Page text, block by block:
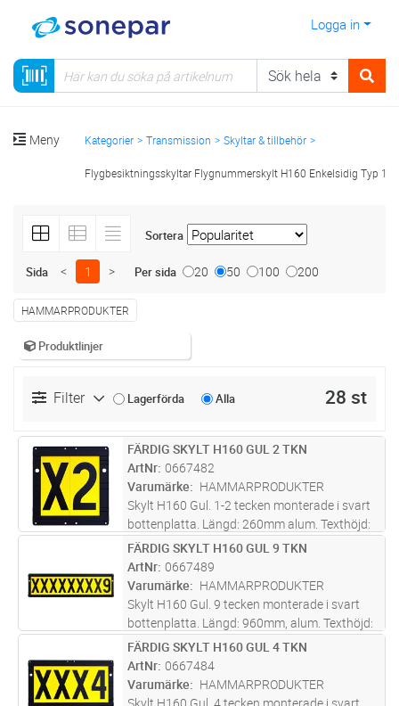
Logga in
Meny Kategorier Transmission Skyltar & tillbehör
Flygbesiktningsskyltar Flygnummerskylt H160 Enkelsidig Typ 1
Sortera
Sida < 1 > Per sida 20 50 100 200
HAMMARPRODUKTER
Produktlinjer
Filter Lagerförda Alla 28 st
ST Lägg i kundvagn
FÄRDIG SKYLT H160 GUL 2 TKN
ArtNr 0667482
Varumärke
HAMMARPRODUKTER
Skylt H160 Gul. 1-2 tecken monterade i svart
bottenplatta. Längd: 260mm alum. Texthöjd:
160 mm. Ange text vid beställning.
Screentryckt samt skyddslackad med klarlack
för bästa kvalité i varierande...läs mer
ST Lägg i kundvagn
FÄRDIG SKYLT H160 GUL 9 TKN
ArtNr 0667489
Varumärke
HAMMARPRODUKTER
Skylt H160 Gul. 9 tecken monterade i svart
bottenplatta. Längd: 960mm, alum. Texthöjd:
160mm. Ange text vid beställning.
Screentryckt samt skyddslackad med klarlack
för bästa kvalité i varierande mil...läs mer
ST Lägg i kundvagn
FÄRDIG SKYLT H160 GUL 4 TKN
ArtNr 0667484
Varumärke
HAMMARPRODUKTER